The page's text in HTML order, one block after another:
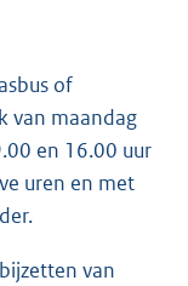
of
van maandag
en 16.00 uur
uren en met
van